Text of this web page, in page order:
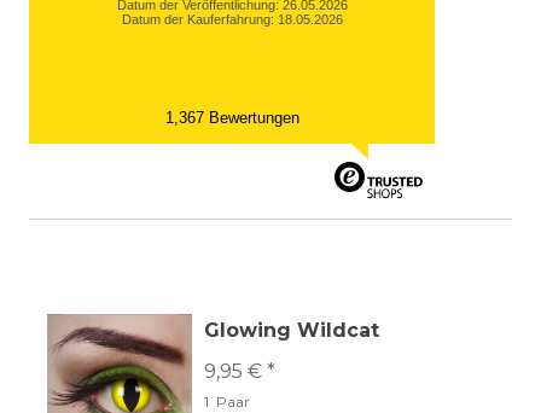
Datum der Veröffentlichung: 26.05.2026
Datum der Kauferfahrung: 18.05.2026
1,367 Bewertungen
Glowing Wildcat
9,95 € *
1 Paar